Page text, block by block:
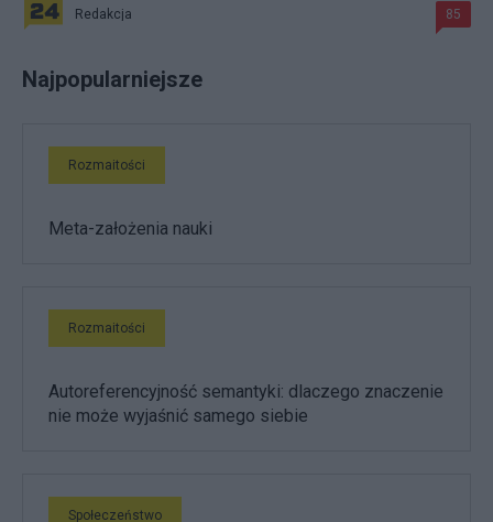
Redakcja 85
Najpopularniejsze
Rozmaitości
Meta-założenia nauki
Rozmaitości
Autoreferencyjność semantyki: dlaczego znaczenie
nie może wyjaśnić samego siebie
Społeczeństwo